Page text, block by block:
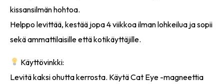
kissansilmän hohtoa.
Helppo levittää, kestää jopa 4 viikkoa ilman lohkeilua ja sopii
sekä ammattilaisille että kotikäyttäjille.
Käyttövinkki:
Levitä kaksi ohutta kerrosta. Käytä Cat Eye -magneettia